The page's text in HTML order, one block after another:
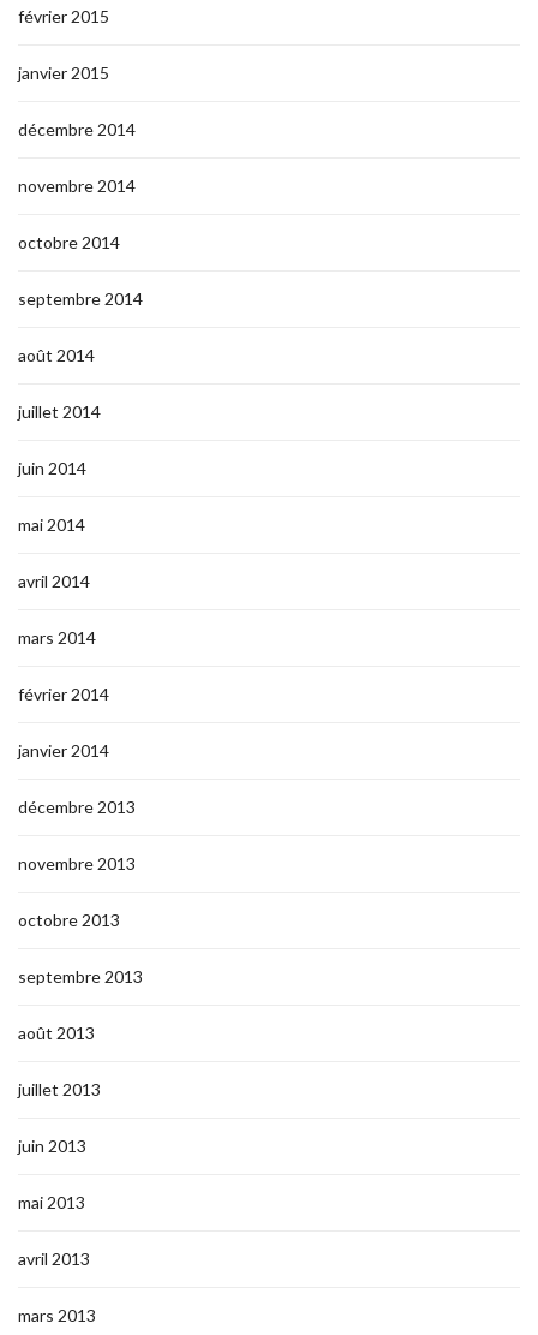
février 2015
janvier 2015
décembre 2014
novembre 2014
octobre 2014
septembre 2014
août 2014
juillet 2014
juin 2014
mai 2014
avril 2014
mars 2014
février 2014
janvier 2014
décembre 2013
novembre 2013
octobre 2013
septembre 2013
août 2013
juillet 2013
juin 2013
mai 2013
avril 2013
mars 2013